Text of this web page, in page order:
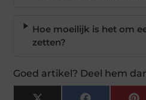
Hoe moeilijk is het om
zetten?
Goed artikel? Deel hem